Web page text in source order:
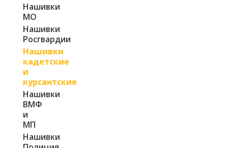
Нашивки
МО
Нашивки
Росгвардии
Нашивки
кадетские
и
курсантские
Нашивки
ВМФ
и
МП
Нашивки